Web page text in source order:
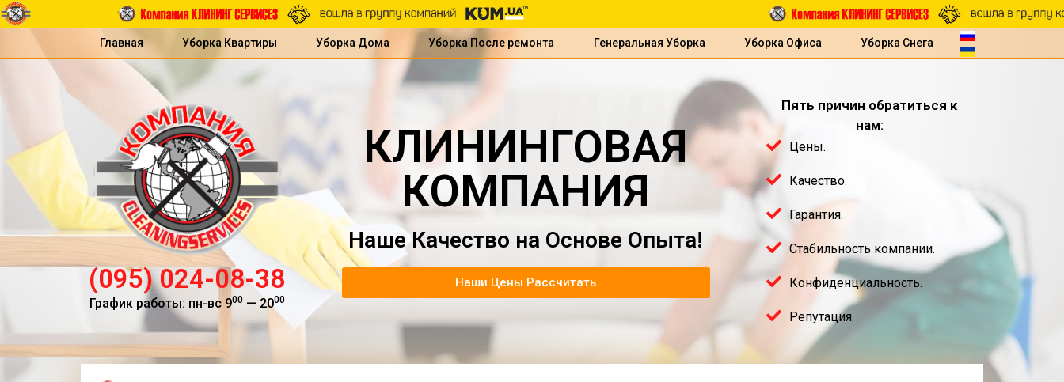
Главная Уборка Квартиры Уборка Дома Уборка После ремонта Генеральная Уборка Уборка Офиса Уборка Снега
(095) 024-08-38
График работы: пн-вс 900— 2000
КЛИНИНГОВАЯ
КОМПАНИЯ
Наше Качество на Основе Опыта!
Наши Цены Рассчитать
Пять причин обратиться к
нам:
Цены.
Качество.
Гарантия.
Стабильность компании.
Конфиденциальность.
Репутация.